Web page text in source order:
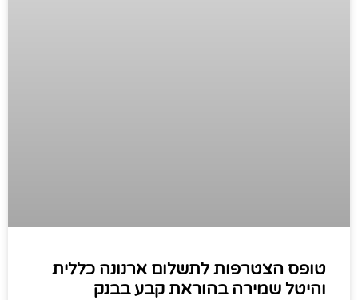
טופס הצטרפות לתשלום ארנונה כללית
והיטל שמירה בהוראת קבע בבנק